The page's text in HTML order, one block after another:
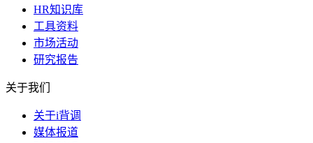
HR知识库
工具资料
市场活动
研究报告
关于我们
关于i背调
媒体报道